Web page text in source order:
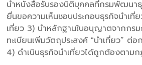
นำหนังสือรับรองนิติบุคคลที่กรมพัฒนาธุ
ยื่นขอความเห็นชอบประกอบธุรกิจนำเที่
เที่ยว 3) นำหลักฐานใบอนุญาตจากกร
ทะเบียนเพิ่มวัตถุประสงค์ "นำเที่ยว” ต่
4) ดำเนินธุรกิจนำเที่ยวได้ถูกต้องตาม